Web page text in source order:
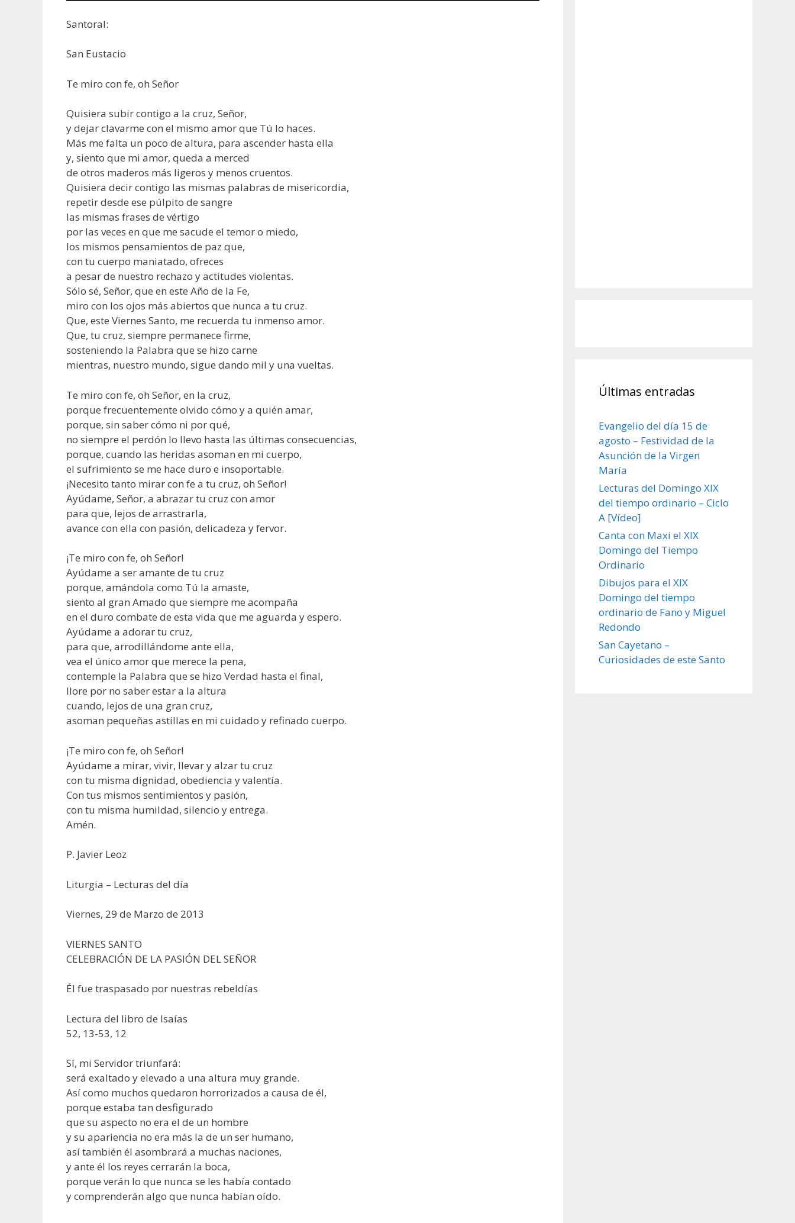
Santoral:
San Eustacio
Te miro con fe, oh Señor
Quisiera subir contigo a la cruz, Señor,
y dejar clavarme con el mismo amor que Tú lo haces.
Más me falta un poco de altura, para ascender hasta ella
y, siento que mi amor, queda a merced
de otros maderos más ligeros y menos cruentos.
Quisiera decir contigo las mismas palabras de misericordia,
repetir desde ese púlpito de sangre
las mismas frases de vértigo
por las veces en que me sacude el temor o miedo,
los mismos pensamientos de paz que,
con tu cuerpo maniatado, ofreces
a pesar de nuestro rechazo y actitudes violentas.
Sólo sé, Señor, que en este Año de la Fe,
miro con los ojos más abiertos que nunca a tu cruz.
Que, este Viernes Santo, me recuerda tu inmenso amor.
Que, tu cruz, siempre permanece firme,
sosteniendo la Palabra que se hizo carne
mientras, nuestro mundo, sigue dando mil y una vueltas.
Te miro con fe, oh Señor, en la cruz,
porque frecuentemente olvido cómo y a quién amar,
porque, sin saber cómo ni por qué,
no siempre el perdón lo llevo hasta las últimas consecuencias,
porque, cuando las heridas asoman en mi cuerpo,
el sufrimiento se me hace duro e insoportable.
¡Necesito tanto mirar con fe a tu cruz, oh Señor!
Ayúdame, Señor, a abrazar tu cruz con amor
para que, lejos de arrastrarla,
avance con ella con pasión, delicadeza y fervor.
¡Te miro con fe, oh Señor!
Ayúdame a ser amante de tu cruz
porque, amándola como Tú la amaste,
siento al gran Amado que siempre me acompaña
en el duro combate de esta vida que me aguarda y espero.
Ayúdame a adorar tu cruz,
para que, arrodillándome ante ella,
vea el único amor que merece la pena,
contemple la Palabra que se hizo Verdad hasta el final,
llore por no saber estar a la altura
cuando, lejos de una gran cruz,
asoman pequeñas astillas en mi cuidado y refinado cuerpo.
¡Te miro con fe, oh Señor!
Ayúdame a mirar, vivir, llevar y alzar tu cruz
con tu misma dignidad, obediencia y valentía.
Con tus mismos sentimientos y pasión,
con tu misma humildad, silencio y entrega.
Amén.
P. Javier Leoz
Liturgia – Lecturas del día
Viernes, 29 de Marzo de 2013
VIERNES SANTO
CELEBRACIÓN DE LA PASIÓN DEL SEÑOR
Él fue traspasado por nuestras rebeldías
Lectura del libro de Isaías
52, 13-53, 12
Sí, mi Servidor triunfará:
será exaltado y elevado a una altura muy grande.
Así como muchos quedaron horrorizados a causa de él,
porque estaba tan desfigurado
que su aspecto no era el de un hombre
y su apariencia no era más la de un ser humano,
así también él asombrará a muchas naciones,
y ante él los reyes cerrarán la boca,
porque verán lo que nunca se les había contado
y comprenderán algo que nunca habían oído.
Últimas entradas
Evangelio del día 15 de
agosto – Festividad de la
Asunción de la Virgen
María
Lecturas del Domingo XIX
del tiempo ordinario – Ciclo
A [Vídeo]
Canta con Maxi el XIX
Domingo del Tiempo
Ordinario
Dibujos para el XIX
Domingo del tiempo
ordinario de Fano y Miguel
Redondo
San Cayetano –
Curiosidades de este Santo